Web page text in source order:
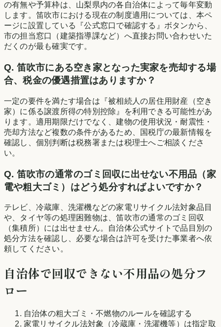
の有無や予算枠は、山梨県内の各自治体によって毎年変動
します。笛吹市における現在の制度適用については、本ペ
ージに設置している『公式窓口で確認する』ボタンから、
市の担当窓口（建築指導課など）へ直接お問い合わせいた
だくのが最も確実です。
Q. 笛吹市にある空き家となった実家を売却する場
合、税金の優遇措置はありますか？
一定の要件を満たす場合は『被相続人の居住用財産（空き
家）に係る譲渡所得の特別控除』を利用できる可能性があ
ります。適用期限だけでなく、建物の使用状況・耐震性・
売却方法など複数の条件があるため、国税庁の最新情報を
確認し、個別判断は税務署または税理士へご相談くださ
い。
Q. 笛吹市の通常のゴミ回収に出せない不用品（家
電や粗大ゴミ）はどう処分すればよいですか？
テレビ、冷蔵庫、洗濯機などの家電リサイクル法対象品目
や、タイヤ等の処理困難物は、笛吹市の通常のゴミ回収
（集積所）には出せません。自治体公式サイトで品目別の
処分方法を確認し、必要な場合は許可を受けた事業者へ依
頼してください。
自治体で回収できない不用品の処分フ
ロー
自治体の粗大ゴミ・不燃物のルールを確認する
家電リサイクル法対象（冷蔵庫・洗濯機等）は指定取